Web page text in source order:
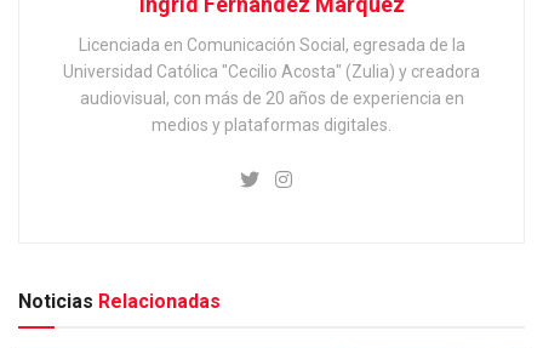
Licenciada en Comunicación Social, egresada de la
Universidad Católica "Cecilio Acosta" (Zulia) y creadora
audiovisual, con más de 20 años de experiencia en
medios y plataformas digitales.
Noticias Relacionadas